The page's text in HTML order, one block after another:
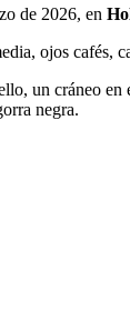
de 2026, en
ojos
un cráneo
negra.